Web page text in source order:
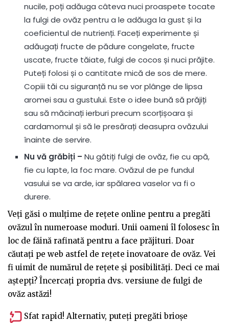
nucile, poți adăuga câteva nuci proaspete tocate
la fulgi de ovăz pentru a le adăuga la gust și la
coeficientul de nutrienți. Faceți experimente și
adăugați fructe de pădure congelate, fructe
uscate, fructe tăiate, fulgi de cocos și nuci prăjite.
Puteți folosi și o cantitate mică de sos de mere.
Copiii tăi cu siguranță nu se vor plânge de lipsa
aromei sau a gustului. Este o idee bună să prăjiți
sau să măcinați ierburi precum scorțișoara și
cardamomul și să le presărați deasupra ovăzului
înainte de servire.
Nu vă grăbiți – Nu gătiți fulgi de ovăz, fie cu apă,
fie cu lapte, la foc mare. Ovăzul de pe fundul
vasului se va arde, iar spălarea vaselor va fi o
durere.
Veți găsi o mulțime de rețete online pentru a pregăti
ovăzul în numeroase moduri. Unii oameni îl folosesc în
loc de făină rafinată pentru a face prăjituri. Doar
căutați pe web astfel de rețete inovatoare de ovăz. Vei
fi uimit de numărul de rețete și posibilități. Deci ce mai
aștepți? Încercați propria dvs. versiune de fulgi de
ovăz astăzi!
Sfat rapid! Alternativ, puteți pregăti brioșe